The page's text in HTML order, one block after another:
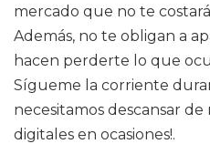
mercado que no te
Además, no te obligan a
hacen perderte lo que
Sígueme la corriente
necesitamos descansar
digitales en ocasiones!.